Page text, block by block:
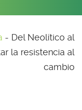
- Del Neolítico al
la resistencia al
cambio